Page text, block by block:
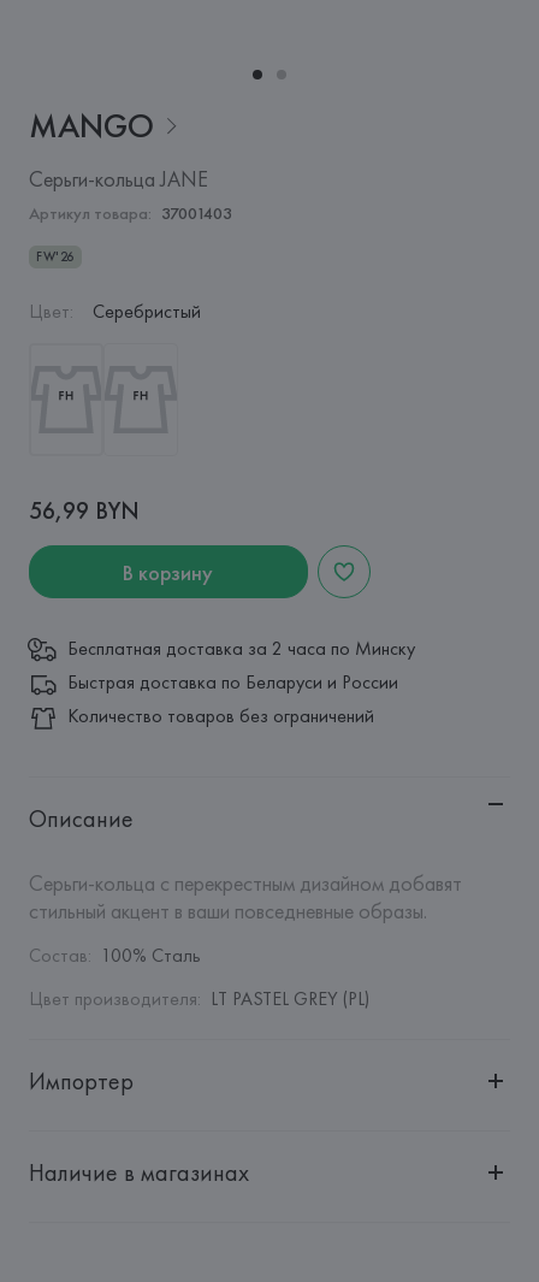
MANGO
Серьги-кольца JANE
Артикул товара: 37001403
FW'26
Цвет: Серебристый
56,99 BYN
В корзину
Бесплатная доставка за 2 часа по Минску
Быстрая доставка по Беларуси и России
Количество товаров без ограничений
Описание
Серьги-кольца с перекрестным дизайном добавят
стильный акцент в ваши повседневные образы.
Состав: 100% Сталь
Цвет производителя: LT PASTEL GREY (PL)
Импортер
"Белмаркетцентр"
Наличие в магазинах